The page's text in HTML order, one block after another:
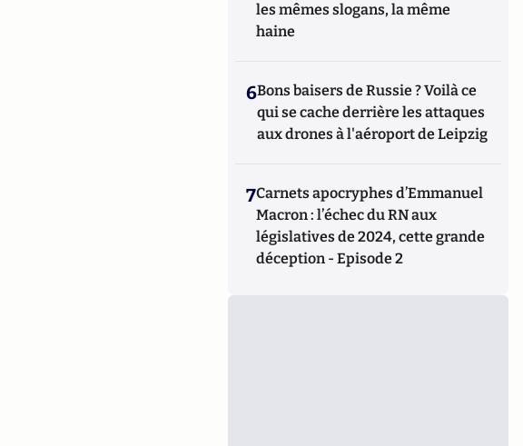
les mêmes slogans, la même
haine
6Bons baisers de Russie ? Voilà ce
qui se cache derrière les attaques
aux drones à l'aéroport de Leipzig
7Carnets apocryphes d’Emmanuel
Macron : l’échec du RN aux
législatives de 2024, cette grande
déception - Episode 2